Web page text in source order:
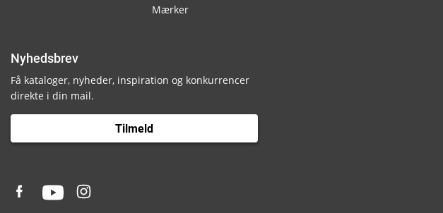
Mærker
Nyhedsbrev
Få kataloger, nyheder, inspiration og konkurrencer
direkte i din mail.
Tilmeld